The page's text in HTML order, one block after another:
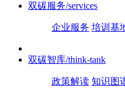
双碳服务/services
企业服务 培训基
双碳智库/think-tank
政策解读 知识图